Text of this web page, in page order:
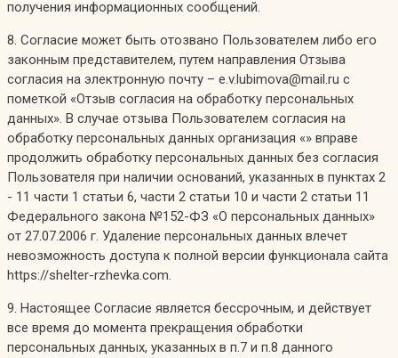
получения информационных сообщений.
8. Согласие может быть отозвано Пользователем либо его
законным представителем, путем направления Отзыва
согласия на электронную почту – e.v.lubimova@mail.ru с
пометкой «Отзыв согласия на обработку персональных
данных». В случае отзыва Пользователем согласия на
обработку персональных данных организация «» вправе
продолжить обработку персональных данных без согласия
Пользователя при наличии оснований, указанных в пунктах 2
- 11 части 1 статьи 6, части 2 статьи 10 и части 2 статьи 11
Федерального закона №152-ФЗ «О персональных данных»
от 27.07.2006 г. Удаление персональных данных влечет
невозможность доступа к полной версии функционала сайта
https://shelter-rzhevka.com.
9. Настоящее Согласие является бессрочным, и действует
все время до момента прекращения обработки
персональных данных, указанных в п.7 и п.8 данного